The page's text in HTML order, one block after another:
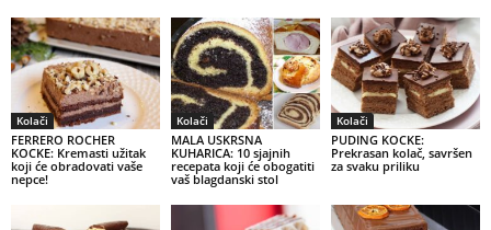
Kolači
FERRERO ROCHER
KOCKE: Kremasti užitak
koji će obradovati vaše
nepce!
Kolači
MALA USKRSNA
KUHARICA: 10 sjajnih
recepata koji će obogatiti
vaš blagdanski stol
Kolači
PUDING KOCKE:
Prekrasan kolač, savršen
za svaku priliku